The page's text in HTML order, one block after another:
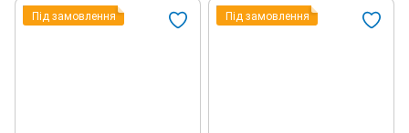
Під замовлення Під замовлення